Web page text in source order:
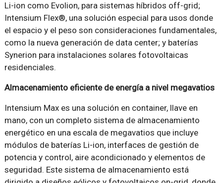
Li-ion como Evolion, para sistemas híbridos off-grid;
Intensium Flex®, una solución especial para usos donde
el espacio y el peso son consideraciones fundamentales,
como la nueva generación de data center; y baterías
Synerion para instalaciones solares fotovoltaicas
residenciales.
Almacenamiento eficiente de energía a nivel megavatios
Intensium Max es una solución en container, llave en
mano, con un completo sistema de almacenamiento
energético en una escala de megavatios que incluye
módulos de baterías Li-ion, interfaces de gestión de
potencia y control, aire acondicionado y elementos de
seguridad. Este sistema de almacenamiento está